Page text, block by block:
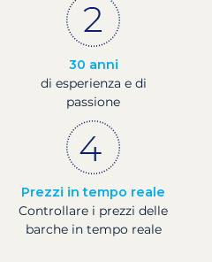
30 anni
di esperienza e di
passione
Prezzi in tempo reale
Controllare i prezzi delle
barche in tempo reale